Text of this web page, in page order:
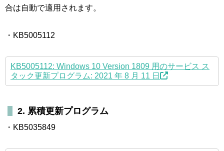
合は自動で適用されます。
・KB5005112
KB5005112: Windows 10 Version 1809 用のサービス ス
タック更新プログラム: 2021 年 8 月 11 日
2. 累積更新プログラム
・KB5035849